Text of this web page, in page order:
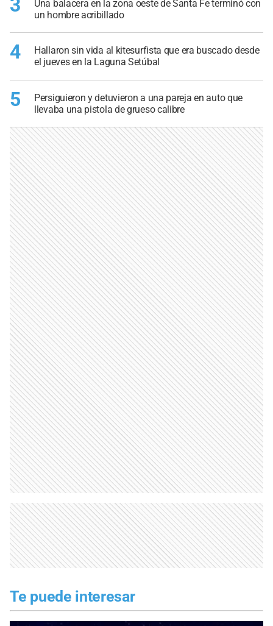
3
Una balacera en la zona oeste de Santa Fe terminó con
un hombre acribillado
4
Hallaron sin vida al kitesurfista que era buscado desde
el jueves en la Laguna Setúbal
5
Persiguieron y detuvieron a una pareja en auto que
llevaba una pistola de grueso calibre
Te puede interesar